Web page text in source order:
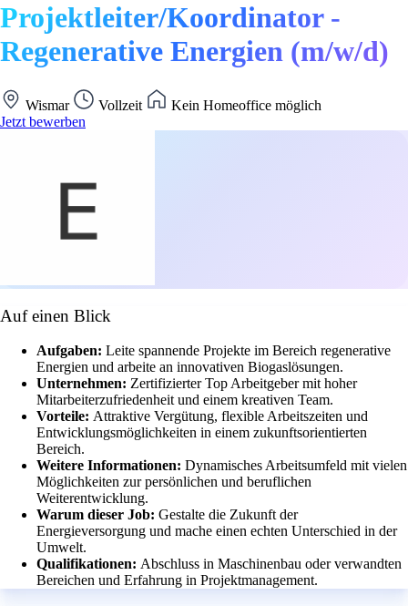
Projektleiter/Koordinator -
Regenerative Energien (m/w/d)
Wismar Vollzeit
Kein Homeoffice möglich
Jetzt bewerben
Auf einen Blick
Aufgaben: Leite spannende Projekte im Bereich regenerative
Energien und arbeite an innovativen Biogaslösungen.
Unternehmen: Zertifizierter Top Arbeitgeber mit hoher
Mitarbeiterzufriedenheit und einem kreativen Team.
Vorteile: Attraktive Vergütung, flexible Arbeitszeiten und
Entwicklungsmöglichkeiten in einem zukunftsorientierten
Bereich.
Weitere Informationen: Dynamisches Arbeitsumfeld mit vielen
Möglichkeiten zur persönlichen und beruflichen
Weiterentwicklung.
Warum dieser Job: Gestalte die Zukunft der
Energieversorgung und mache einen echten Unterschied in der
Umwelt.
Qualifikationen: Abschluss in Maschinenbau oder verwandten
Bereichen und Erfahrung in Projektmanagement.